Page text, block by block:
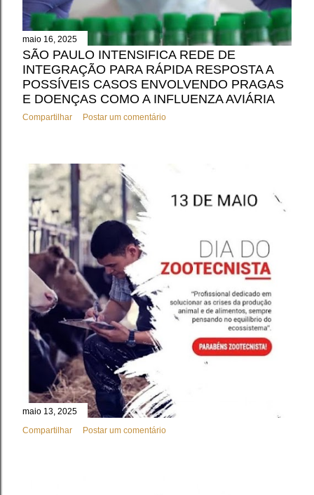
maio 16, 2025
SÃO PAULO INTENSIFICA REDE DE
INTEGRAÇÃO PARA RÁPIDA RESPOSTA A
POSSÍVEIS CASOS ENVOLVENDO PRAGAS
E DOENÇAS COMO A INFLUENZA AVIÁRIA
Compartilhar Postar um comentário
maio 13, 2025
Compartilhar
Postar um comentário